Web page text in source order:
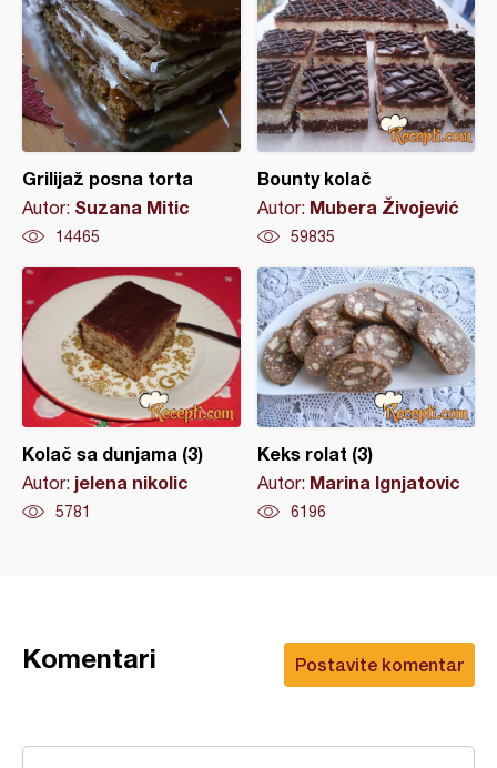
Grilijaž posna torta
Autor: Suzana Mitic
14465
Bounty kolač
Autor: Mubera Živojević
59835
Kolač sa dunjama (3)
Autor: jelena nikolic
5781
Keks rolat (3)
Autor: Marina Ignjatovic
6196
Postavite komentar
Komentari